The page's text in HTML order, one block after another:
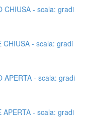
CHIUSA - scala: gradi
CHIUSA - scala: gradi
APERTA - scala: gradi
APERTA - scala: gradi